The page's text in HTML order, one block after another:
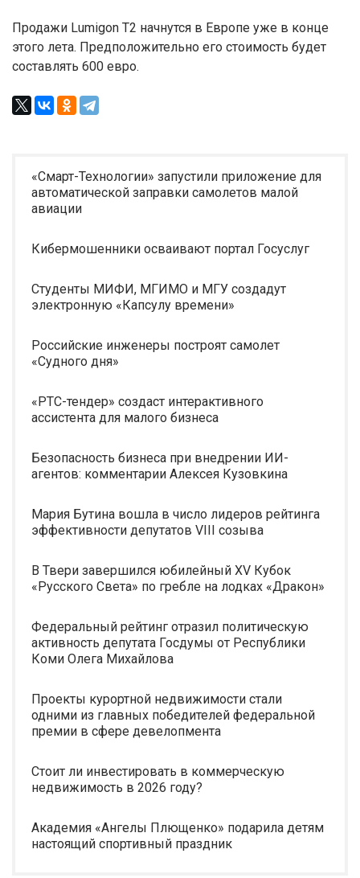
Продажи Lumigon T2 начнутся в Европе уже в конце
этого лета. Предположительно его стоимость будет
составлять 600 евро.
«Смарт-Технологии» запустили приложение для
автоматической заправки самолетов малой
авиации
Кибермошенники осваивают портал Госуслуг
Студенты МИФИ, МГИМО и МГУ создадут
электронную «Капсулу времени»
Российские инженеры построят самолет
«Судного дня»
«РТС-тендер» создаст интерактивного
ассистента для малого бизнеса
Безопасность бизнеса при внедрении ИИ-
агентов: комментарии Алексея Кузовкина
Мария Бутина вошла в число лидеров рейтинга
эффективности депутатов VIII созыва
В Твери завершился юбилейный XV Кубок
«Русского Света» по гребле на лодках «Дракон»
Федеральный рейтинг отразил политическую
активность депутата Госдумы от Республики
Коми Олега Михайлова
Проекты курортной недвижимости стали
одними из главных победителей федеральной
премии в сфере девелопмента
Стоит ли инвестировать в коммерческую
недвижимость в 2026 году?
Академия «Ангелы Плющенко» подарила детям
настоящий спортивный праздник